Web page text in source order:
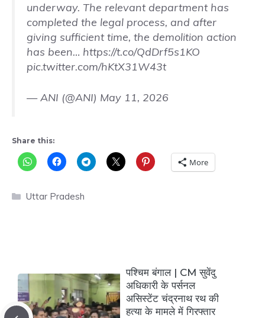
underway. The relevant department has
completed the legal process, and after
giving sufficient time, the demolition action
has been… https://t.co/QdDrf5s1KO
pic.twitter.com/hKtX31W43t
— ANI (@ANI) May 11, 2026
Share this:
More
Categories
Uttar Pradesh
पश्चिम बंगाल | CM सुवेंदु
अधिकारी के पर्सनल
असिस्टेंट चंद्रनाथ रथ की
हत्या के मामले में गिरफ्तार